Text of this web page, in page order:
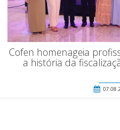
Cofen homenageia
a história da